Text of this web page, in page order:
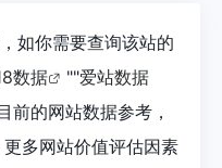
如你需要查询该站的
数据 ""爱站数据
前的网站数据参考，
多网站价值评估因素